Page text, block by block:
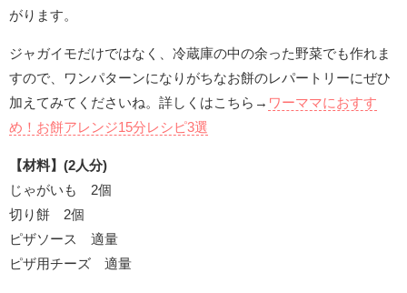
がります。
ジャガイモだけではなく、冷蔵庫の中の余った野菜でも作れま
すので、ワンパターンになりがちなお餅のレパートリーにぜひ
加えてみてくださいね。詳しくはこちら→ ワーママにおすす
め！お餅アレンジ15分レシピ3選
【材料】(2人分)
じゃがいも 2個
切り餅 2個
ピザソース 適量
ピザ用チーズ 適量